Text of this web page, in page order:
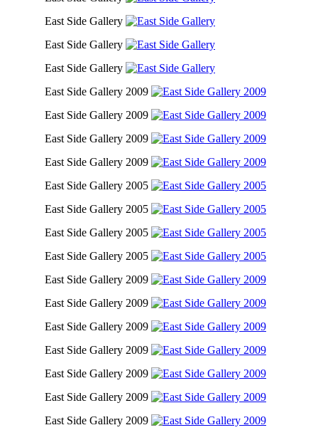
East Side Gallery
East Side Gallery
East Side Gallery
East Side Gallery 2009
East Side Gallery 2009
East Side Gallery 2009
East Side Gallery 2009
East Side Gallery 2005
East Side Gallery 2005
East Side Gallery 2005
East Side Gallery 2005
East Side Gallery 2009
East Side Gallery 2009
East Side Gallery 2009
East Side Gallery 2009
East Side Gallery 2009
East Side Gallery 2009
East Side Gallery 2009